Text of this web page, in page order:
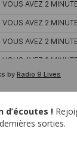
d’écoutes !
sorties.